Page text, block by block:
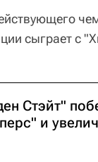
сыграет с
Стэйт"
и